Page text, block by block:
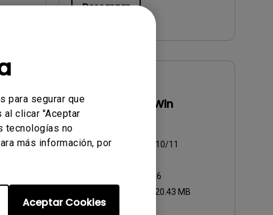
para segurar que
clicar "Aceptar
tecnologías no
más información, por
Aceptar Cookies
Descargar
Eye-CareU for Win
SO:
OS Version:
Windows 10/11
2025/11/26
120.43 MB